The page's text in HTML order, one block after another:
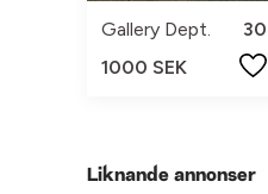
Gallery Dept.
30
1000 SEK
Liknande annonser